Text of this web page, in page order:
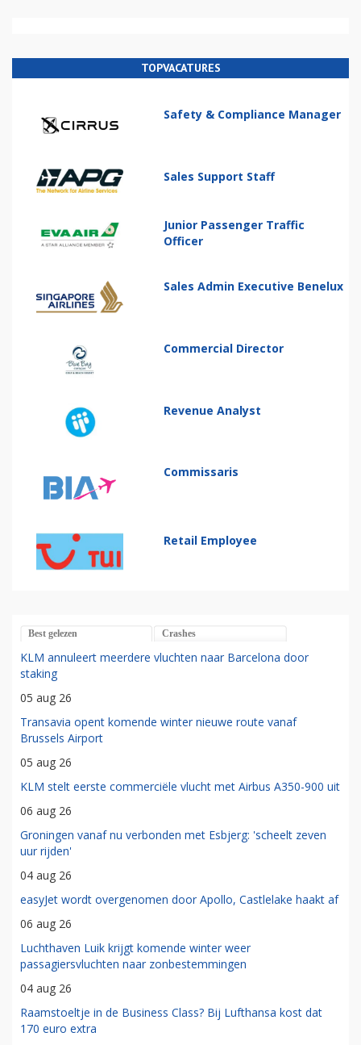
TOPVACATURES
Safety & Compliance Manager
Sales Support Staff
Junior Passenger Traffic
Officer
Sales Admin Executive Benelux
Commercial Director
Revenue Analyst
Commissaris
Retail Employee
Best gelezen Crashes
KLM annuleert meerdere vluchten naar Barcelona door
staking
05 aug 26
Transavia opent komende winter nieuwe route vanaf
Brussels Airport
05 aug 26
KLM stelt eerste commerciële vlucht met Airbus A350-900 uit
06 aug 26
Groningen vanaf nu verbonden met Esbjerg: 'scheelt zeven
uur rijden'
04 aug 26
easyJet wordt overgenomen door Apollo, Castlelake haakt af
06 aug 26
Luchthaven Luik krijgt komende winter weer
passagiersvluchten naar zonbestemmingen
04 aug 26
Raamstoeltje in de Business Class? Bij Lufthansa kost dat
170 euro extra